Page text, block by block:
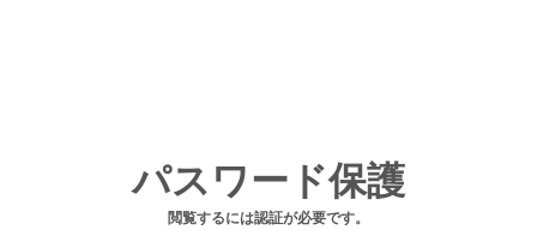
パスワード保護
閲覧するには認証が必要です。